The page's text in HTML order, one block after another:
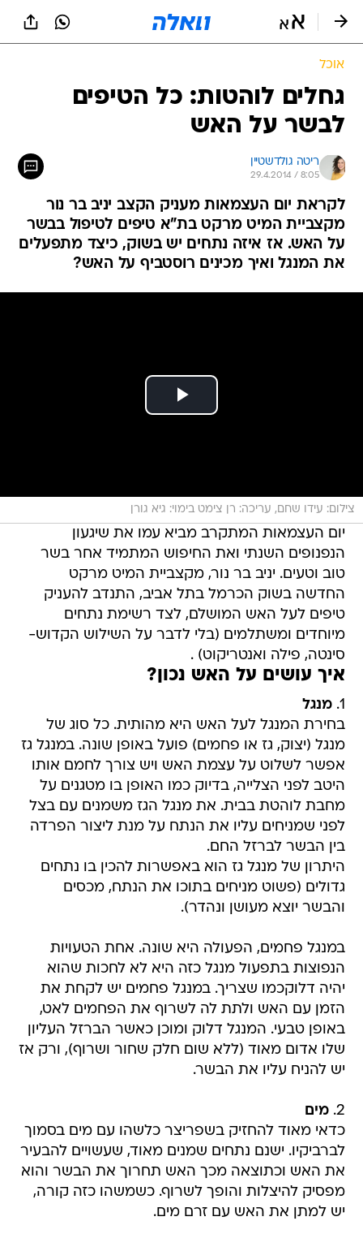
אוכל
גחלים לוהטות: כל הטיפים
לבשר על האש
ריטה גולדשטיין
29.4.2014 / 8:05
לקראת יום העצמאות מעניק הקצב יניב בר נור
מקצביית המיט מרקט בת"א טיפים לטיפול בבשר
על האש. אז איזה נתחים יש בשוק, כיצד מתפעלים
את המנגל ואיך מכינים רוסטביף על האש?
צילום: עידו שחם, עריכה: רן צימט בימוי: גיא גורן
יום העצמאות המתקרב מביא עמו את שיגעון
הנפנופים השנתי ואת החיפוש המתמיד אחר בשר
טוב וטעים. יניב בר נור, מקצביית המיט מרקט
החדשה בשוק הכרמל בתל אביב, התנדב להעניק
טיפים לעל האש המושלם, לצד רשימת נתחים
מיוחדים ומשתלמים (בלי לדבר על השילוש הקדוש-
סינטה, פילה ואנטריקוט) .
איך עושים על האש נכון?
1. מנגל
בחירת המנגל לעל האש היא מהותית. כל סוג של
מנגל (יצוק, גז או פחמים) פועל באופן שונה. במנגל גז
אפשר לשלוט על עצמת האש ויש צורך לחמם אותו
היטב לפני הצלייה, בדיוק כמו האופן בו מטגנים על
מחבת לוהטת בבית. את מנגל הגז משמנים עם בצל
לפני שמניחים עליו את הנתח על מנת ליצור הפרדה
בין הבשר לברזל החם.
היתרון של מנגל גז הוא באפשרות להכין בו נתחים
גדולים (פשוט מניחים בתוכו את הנתח, מכסים
והבשר יוצא מעושן ונהדר).
במנגל פחמים, הפעולה היא שונה. אחת הטעויות
הנפוצות בתפעול מנגל כזה היא לא לחכות שהוא
יהיה דלוקכמו שצריך. במנגל פחמים יש לקחת את
הזמן עם האש ולתת לה לשרוף את הפחמים לאט,
באופן טבעי. המנגל דלוק ומוכן כאשר הברזל העליון
שלו אדום מאוד (ללא שום חלק שחור ושרוף), ורק אז
יש להניח עליו את הבשר.
2. מים
כדאי מאוד להחזיק בשפריצר כלשהו עם מים בסמוך
לברביקיו. ישנם נתחים שמנים מאוד, שעשויים להבעיר
את האש וכתוצאה מכך האש תחרוך את הבשר והוא
מפסיק להיצלות והופך לשרוף. כשמשהו כזה קורה,
יש למתן את האש עם זרם מים.